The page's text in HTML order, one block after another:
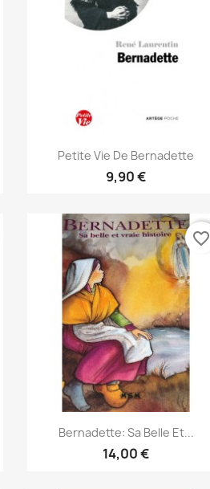
Aperçu rapide
Petite Vie De Bernadette
9,90 €
Aperçu rapide
Bernadette: Sa Belle Et...
14,00 €
favorite_border